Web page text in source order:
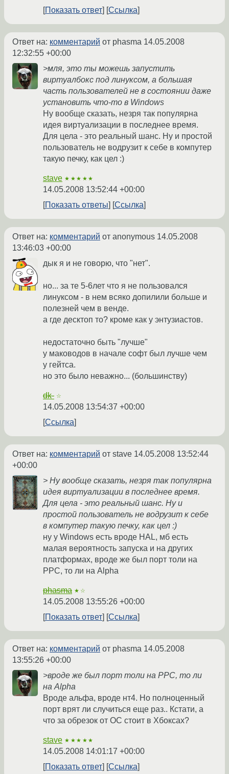
Показать ответ
Ссылка
Ответ на: комментарий от phasma 14.05.2008
12:32:55 +00:00
>мля, это ты можешь запустить
виртуалбокс под линуксом, а большая
часть пользователей не в состоянии даже
установить что-то в Windows
Ну вообще сказать, незря так популярна
идея виртуализации в последнее время.
Для цела - это реальный шанс. Ну и простой
пользователь не водрузит к себе в компутер
такую печку, как цел :)
stave ★★★★★
14.05.2008 13:52:44 +00:00
Показать ответы
Ссылка
Ответ на: комментарий от anonymous 14.05.2008
13:46:03 +00:00
дык я и не говорю, что "нет".
но... за те 5-6лет что я не пользовался
линуксом - в нем всяко допилили больше и
полезней чем в венде.
а где десктоп то? кроме как у энтузиастов.
недостаточно быть "лучше"
у маководов в начале софт был лучше чем
у гейтса.
но это было неважно... (большинству)
dk- ☆
14.05.2008 13:54:37 +00:00
Ссылка
Ответ на: комментарий от stave 14.05.2008 13:52:44
+00:00
> Ну вообще сказать, незря так популярна
идея виртуализации в последнее время.
Для цела - это реальный шанс. Ну и
простой пользователь не водрузит к себе
в компутер такую печку, как цел :)
ну у Windows есть вроде HAL, мб есть
малая вероятность запуска и на других
платформах, вроде же был порт толи на
PPC, то ли на Alpha
phasma ★☆
14.05.2008 13:55:26 +00:00
Показать ответ
Ссылка
Ответ на: комментарий от phasma 14.05.2008
13:55:26 +00:00
>вроде же был порт толи на PPC, то ли
на Alpha
Вроде альфа, вроде нт4. Но полноценный
порт врят ли случиться еще раз.. Кстати, а
что за обрезок от ОС стоит в Хбоксах?
stave ★★★★★
14.05.2008 14:01:17 +00:00
Показать ответ
Ссылка